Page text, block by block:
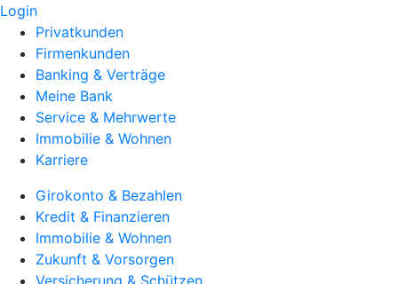
Login
Privatkunden
Firmenkunden
Banking & Verträge
Meine Bank
Service & Mehrwerte
Immobilie & Wohnen
Karriere
Girokonto & Bezahlen
Kredit & Finanzieren
Immobilie & Wohnen
Zukunft & Vorsorgen
Versicherung & Schützen